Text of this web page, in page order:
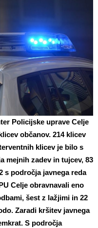
Policijske uprave Celje
občanov. 214 klicev
klicev je bilo s
mejnih zadev in tujcev, 83
s področja javnega reda
Celje obravnavali eno
šest z lažjimi in 22
Zaradi kršitev javnega
S področja